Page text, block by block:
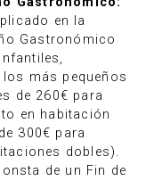
en la
Gastronómico
más pequeños
de 260€ para
en habitación
300€ para
dobles).
de un Fin de